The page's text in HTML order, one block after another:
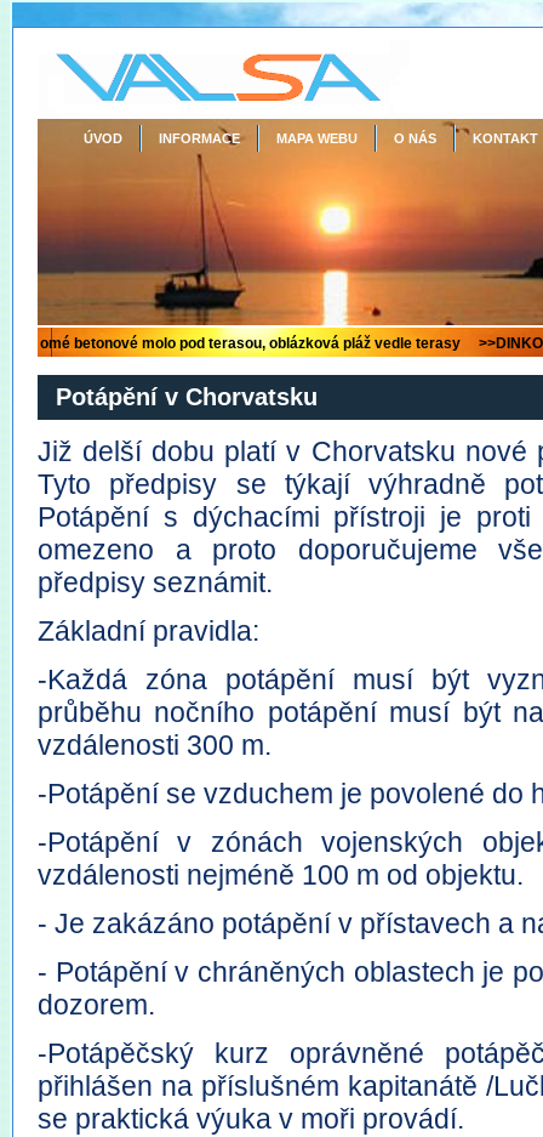
ÚVOD INFORMACE MAPA WEBU O NÁS KONTAKT
Potápění v Chorvatsku
Již delší dobu platí v Chorvatsku nové
Tyto předpisy se týkají výhradně
Potápění s dýchacími přístroji je proti
omezeno a proto doporučujeme
předpisy seznámit.
Základní pravidla:
-Každá zóna potápění musí být
průběhu nočního potápění musí být
vzdálenosti 300 m.
-Potápění se vzduchem je povolené do
-Potápění v zónách vojenských
vzdálenosti nejméně 100 m od objektu.
- Je zakázáno potápění v přístavech a
- Potápění v chráněných oblastech je
dozorem.
-Potápěčský kurz oprávněné
přihlášen na příslušném kapitanátě /
se praktická výuka v moři provádí.